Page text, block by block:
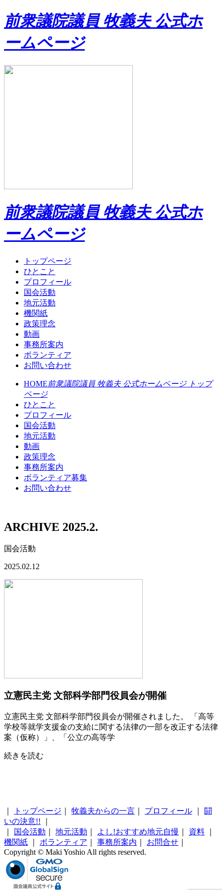
前衆議院議員 牧義夫 公式ホ
ームページ
前衆議院議員 牧義夫 公式ホ
ームページ
トップページ
ひとこと
プロフィール
国会活動
地元活動
機関紙
政策理念
動画
事務所案内
ボランティア
お問い合わせ
HOME前衆議院議員 牧義夫 公式ホームページ トップ
ページ
ひとこと
プロフィール
国会活動
地元活動
動画
政策理念
事務所案内
ボランティア募集
お問い合わせ
ARCHIVE 2025.2.
国会活動
2025.02.12
立憲民主党 文部科学部門役員会が開催
立憲民主党 文部科学部門役員会が開催されました。 「高等
学校等就学支援金の支給に関する法律の一部を改正する法律
案（仮称）」、「公立の高等学
続きを読む
トップページ 牧義夫からの一言 プロフィール
闘
いの決意!!
国会活動 地元活動 よし!おすすめ地元自慢 資料
機関紙
ボランティア 事務所案内 お問合せ
Copyright © Maki Yoshio All rights reserved.